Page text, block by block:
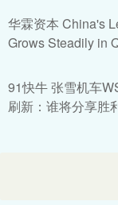
华霖资本 China's
Grows Steadily in
91快牛 张雪机车
刷新：谁将分享胜